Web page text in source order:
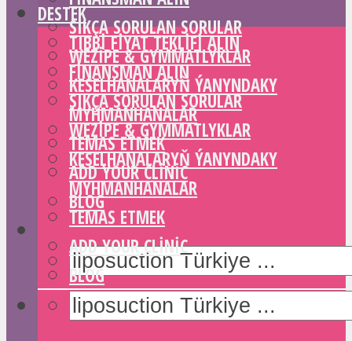
SIKÇA SORULAN SORULAR
WEZIPE & GYMMATLYKLAR
KESELHANALARYŇ ÝANYNDAKY
MYHMANHANALAR
TEMAS ETMEK
ADD YOUR CLINIC
BLOG
DESTEK
TIBBI FIYAT TEKLIFI ALIN
FINANSMAN ALIN
SIKÇA SORULAN SORULAR
WEZIPE & GYMMATLYKLAR
KESELHANALARYŇ ÝANYNDAKY
MYHMANHANALAR
TEMAS ETMEK
ADD YOUR CLINIC
BLOG